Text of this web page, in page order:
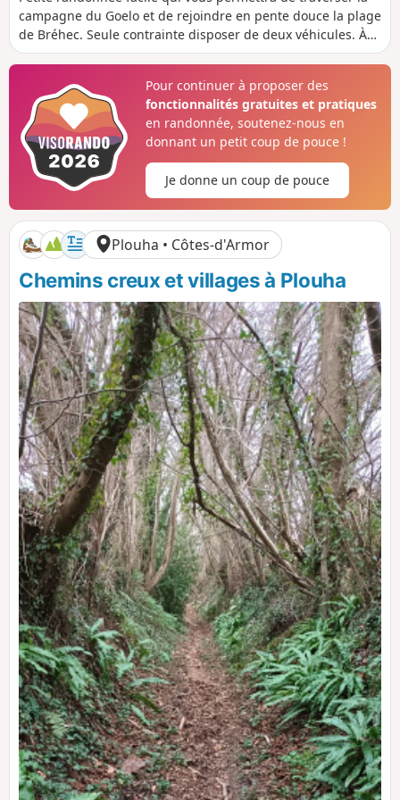
s
t
a
n
r
é
e
n
i
v
e
é
p
o
s
t
n
i
v
e
é
n
é
g
i
f
campagne du Goelo et de rejoindre en pente douce la plage
de Bréhec. Seule contrainte disposer de deux véhicules. À
entreprendre avec des amis.
Pour continuer à proposer des
fonctionnalités gratuites et pratiques
en randonnée, soutenez-nous en
donnant un petit coup de pouce !
Je donne un coup de pouce
Plouha • Côtes-d'Armor
Chemins creux et villages à Plouha